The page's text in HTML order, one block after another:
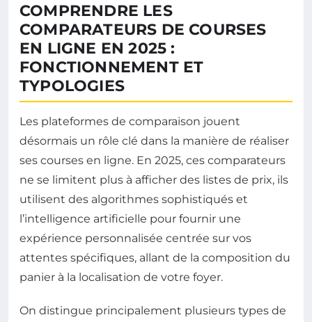
COMPRENDRE LES
COMPARATEURS DE COURSES
EN LIGNE EN 2025 :
FONCTIONNEMENT ET
TYPOLOGIES
Les plateformes de comparaison jouent
désormais un rôle clé dans la manière de réaliser
ses courses en ligne. En 2025, ces comparateurs
ne se limitent plus à afficher des listes de prix, ils
utilisent des algorithmes sophistiqués et
l’intelligence artificielle pour fournir une
expérience personnalisée centrée sur vos
attentes spécifiques, allant de la composition du
panier à la localisation de votre foyer.
On distingue principalement plusieurs types de